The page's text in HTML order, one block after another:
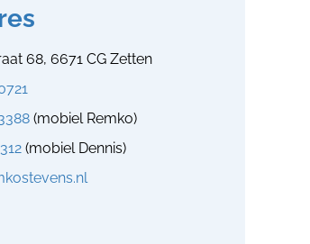
68, 6671 CG Zetten
(mobiel Remko)
(mobiel Dennis)